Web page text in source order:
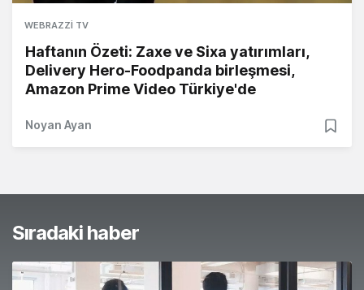
WEBRAZZI TV
Haftanın Özeti: Zaxe ve Sixa yatırımları,
Delivery Hero-Foodpanda birleşmesi,
Amazon Prime Video Türkiye'de
Noyan Ayan
Sıradaki haber